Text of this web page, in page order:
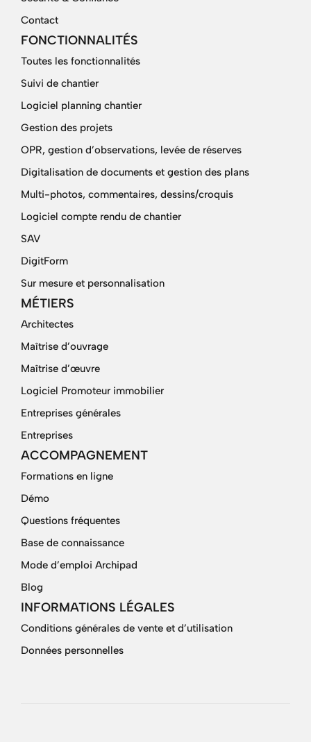
Contact
FONCTIONNALITÉS
Toutes les fonctionnalités
Suivi de chantier
Logiciel planning chantier
Gestion des projets
OPR, gestion d’observations, levée de réserves
Digitalisation de documents et gestion des plans
Multi-photos, commentaires, dessins/croquis
Logiciel compte rendu de chantier
SAV
DigitForm
Sur mesure et personnalisation
MÉTIERS
Architectes
Maîtrise d’ouvrage
Maîtrise d’œuvre
Logiciel Promoteur immobilier
Entreprises générales
Entreprises
ACCOMPAGNEMENT
Formations en ligne
Démo
Questions fréquentes
Base de connaissance
Mode d’emploi Archipad
Blog
INFORMATIONS LÉGALES
Conditions générales de vente et d’utilisation
Données personnelles